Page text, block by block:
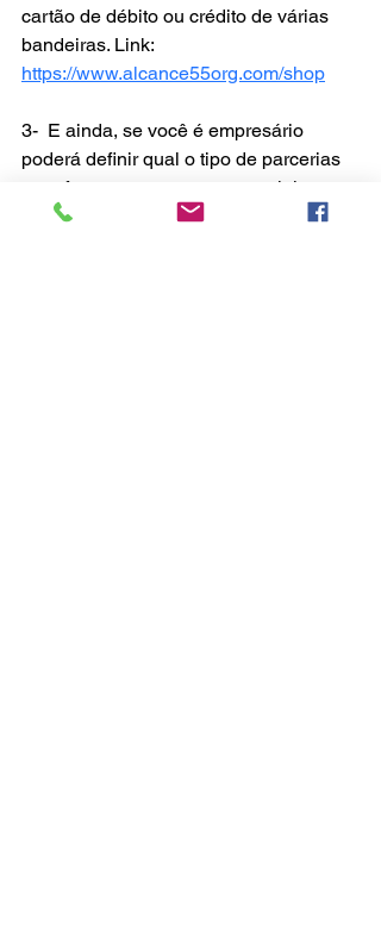
cartão de débito ou crédito de várias
bandeiras. Link:
https://www.alcance55org.com/shop
3-  E ainda, se você é empresário
poderá definir qual o tipo de parcerias
quer fazer: com eventos especiais no
seu estabelecimento, apoio financeiro,